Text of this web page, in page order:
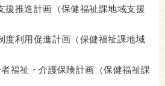
援推進計画（保健福祉課地域支援
度利用促進計画（保健福祉課地域
福祉・介護保険計画（保健福祉課